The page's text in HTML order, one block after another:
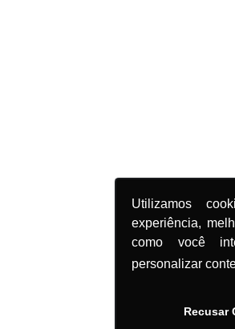
Utilizamos
experiência,
como você
personalizar
Recusar